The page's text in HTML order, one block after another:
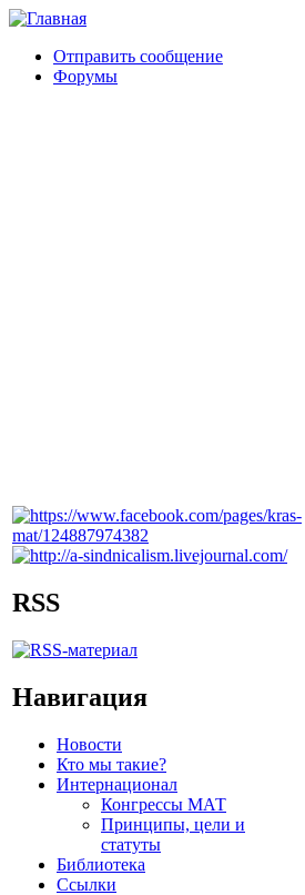
Отправить сообщение
Форумы
RSS
Навигация
Новости
Кто мы такие?
Интернационал
Конгрессы МАТ
Принципы, цели и
статуты
Библиотека
Ссылки